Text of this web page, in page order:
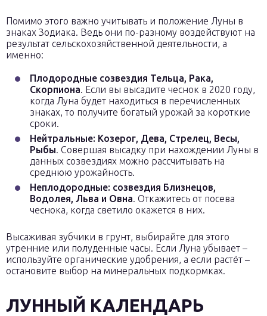
Помимо этого важно учитывать и положение Луны в
знаках Зодиака. Ведь они по-разному воздействуют на
результат сельскохозяйственной деятельности, а
именно:
Плодородные созвездия Тельца, Рака,
Скорпиона. Если вы высадите чеснок в 2020 году,
когда Луна будет находиться в перечисленных
знаках, то получите богатый урожай за короткие
сроки.
Нейтральные: Козерог, Дева, Стрелец, Весы,
Рыбы. Совершая высадку при нахождении Луны в
данных созвездиях можно рассчитывать на
среднюю урожайность.
Неплодородные: созвездия Близнецов,
Водолея, Льва и Овна. Откажитесь от посева
чеснока, когда светило окажется в них.
Высаживая зубчики в грунт, выбирайте для этого
утренние или полуденные часы. Если Луна убывает –
используйте органические удобрения, а если растёт –
остановите выбор на минеральных подкормках.
ЛУННЫЙ КАЛЕНДАРЬ